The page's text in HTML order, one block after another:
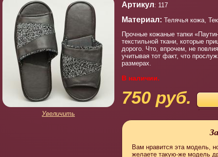
Увеличить
Артикул: 117
Материал: Телячья кожа,
Прочные кожаные тапки
текстильной ткани, которые
дорого. Что, впрочем, не
учитывая тот факт, что
размерах.
В наличии.
750 руб.
Вам нравится эта модель,
желаете такую-же модель